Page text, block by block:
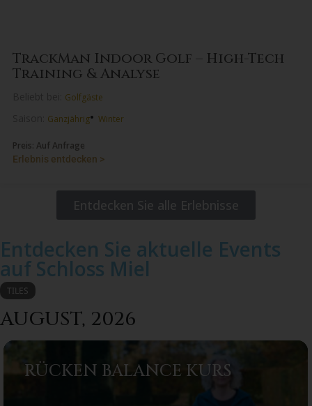
TrackMan Indoor Golf – High-Tech
Training & Analyse
Golfgäste
Ganzjährig• Winter
Preis: Auf Anfrage
Erlebnis entdecken >
Entdecken Sie alle Erlebnisse
Entdecken Sie aktuelle Events
auf Schloss Miel
TILES
AUGUST, 2026
RÜCKEN BALANCE KURS